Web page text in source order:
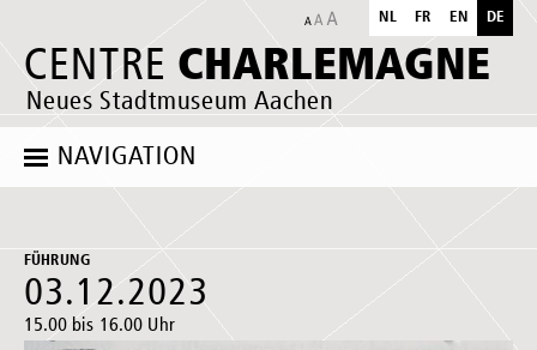
CENTRE CHARLEMAGNE
Neues Stadtmuseum Aachen
NL FR EN DE
NAVIGATION
FÜHRUNG
03.12.2023
15.00 bis 16.00 Uhr